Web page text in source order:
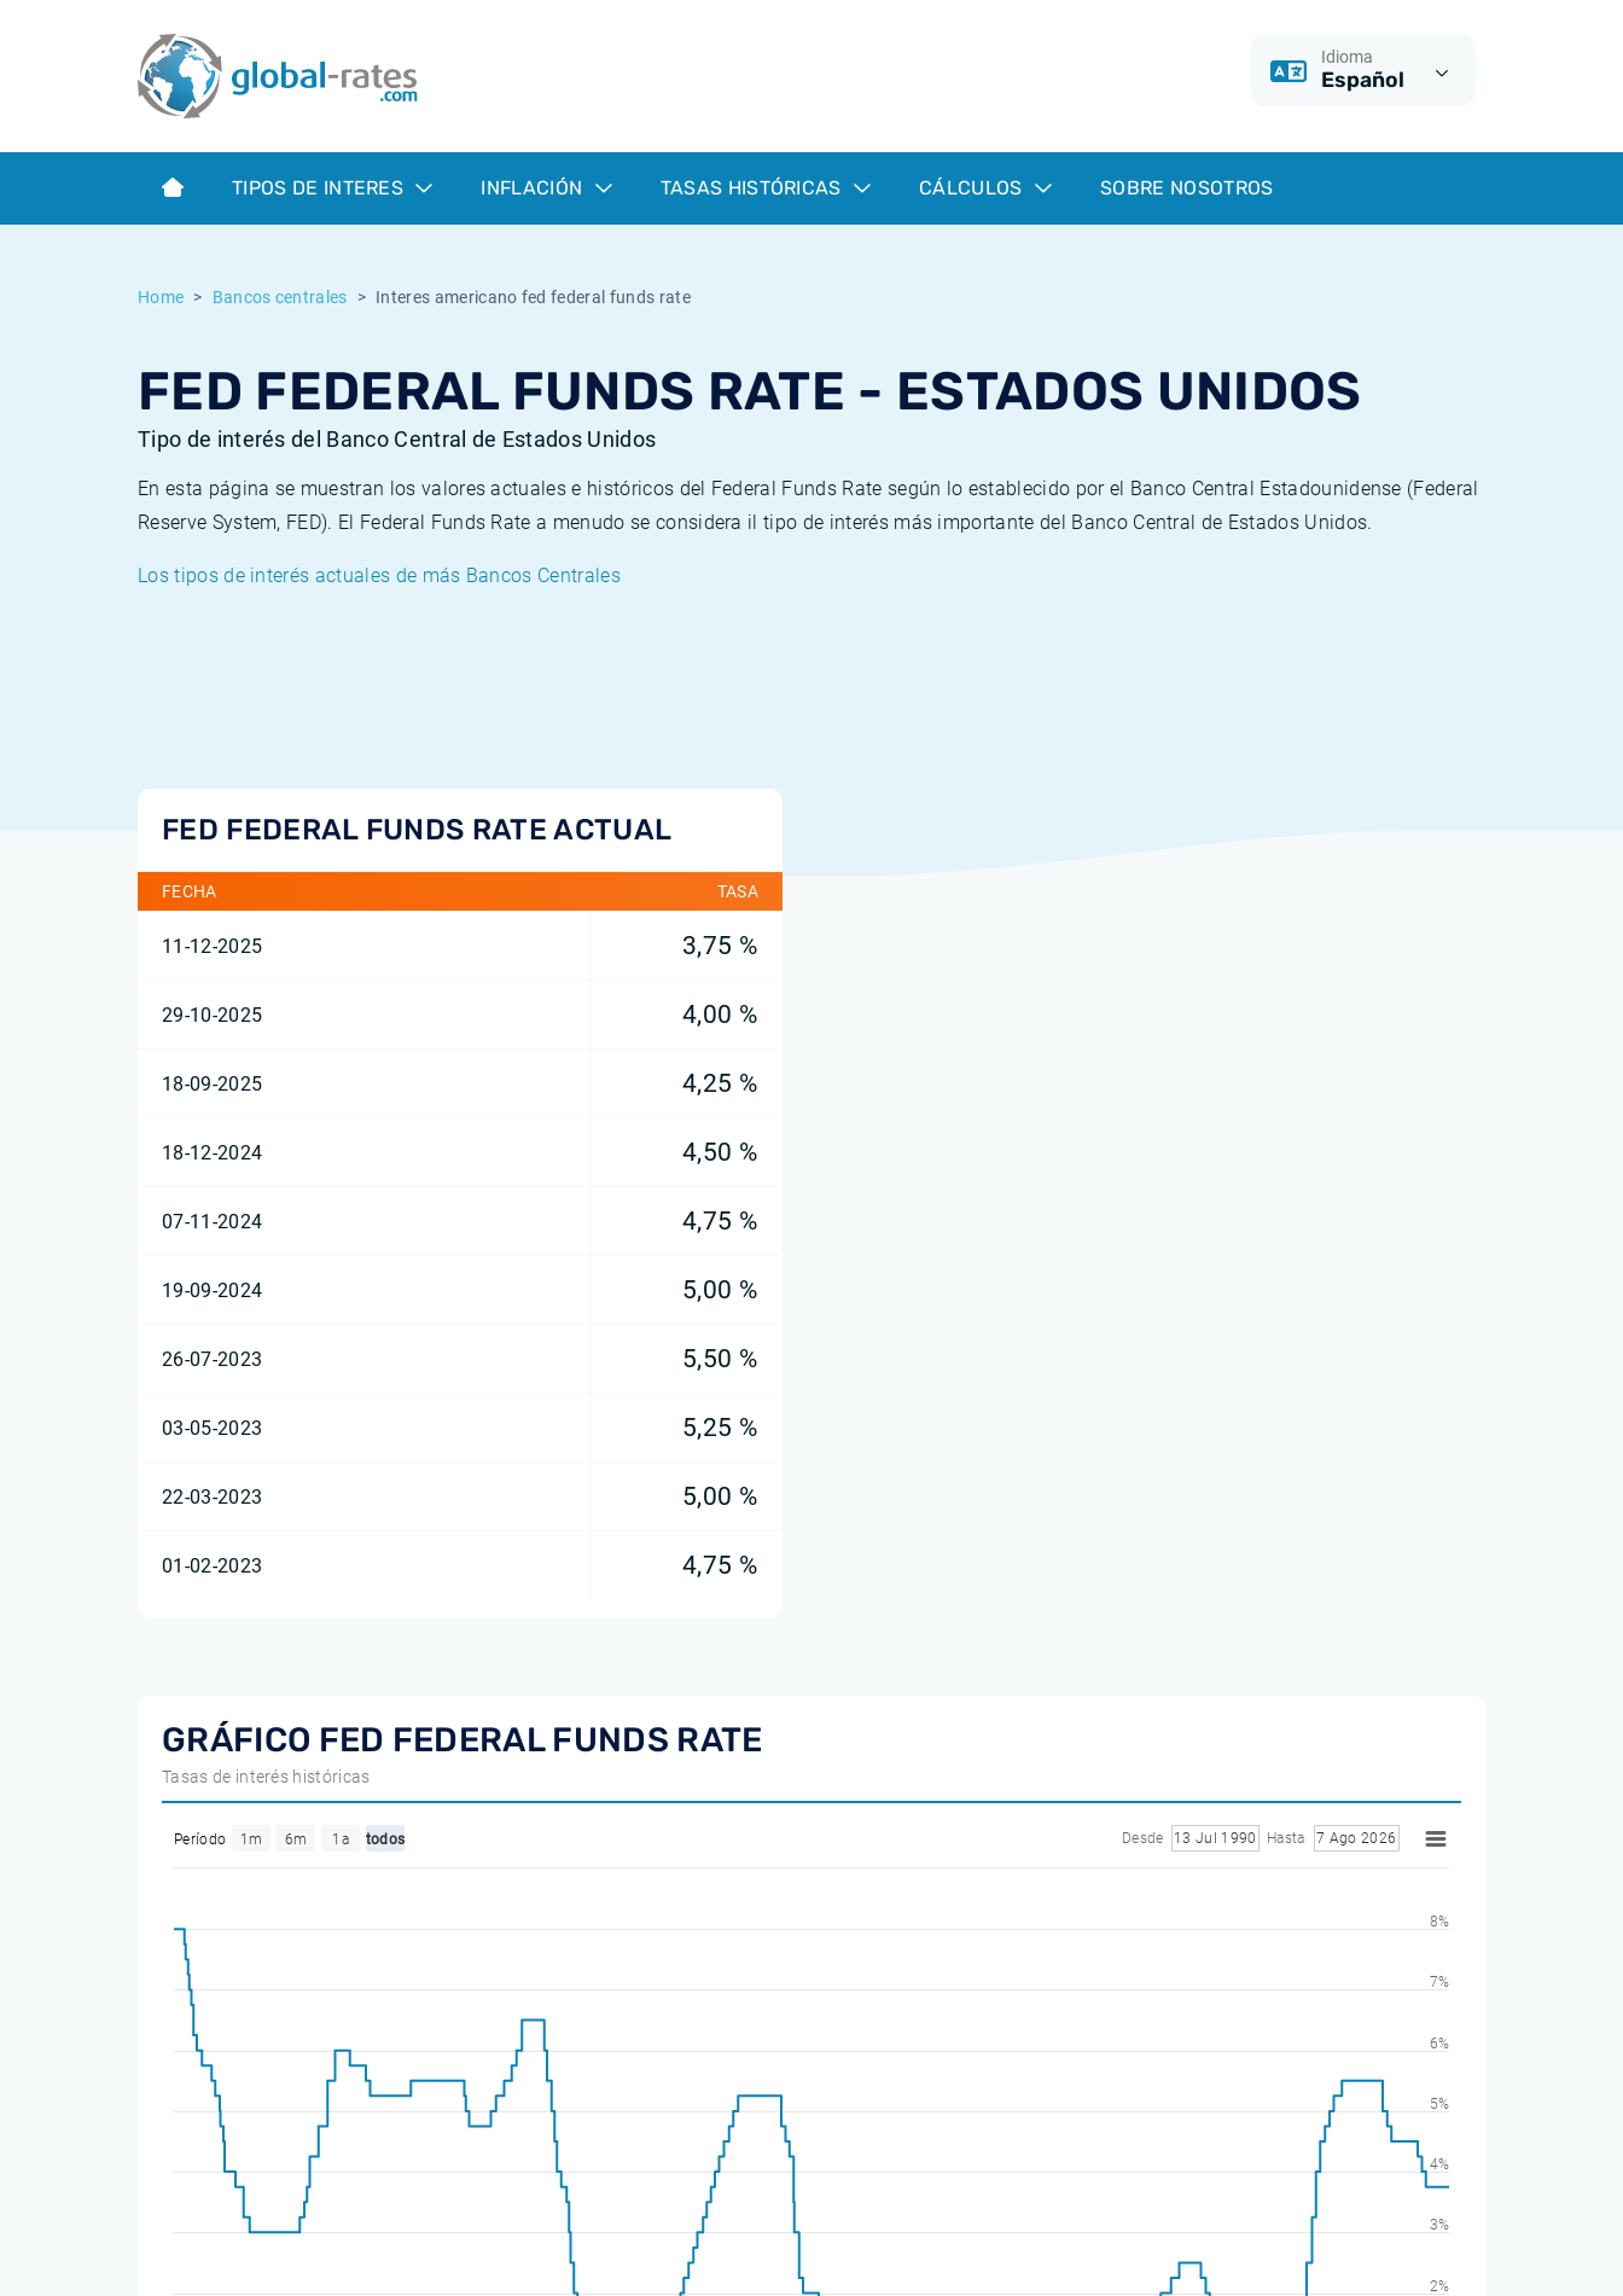
Idioma
Español
TIPOS DE INTERES INFLACIÓN TASAS HISTÓRICAS CÁLCULOS SOBRE NOSOTROS
Home Bancos centrales Interes americano fed federal funds rate
FED FEDERAL FUNDS RATE - ESTADOS UNIDOS
Tipo de interés del Banco Central de Estados Unidos
En esta página se muestran los valores actuales e históricos del Federal Funds Rate según lo establecido por el Banco Central Estadounidense (Federal
Reserve System, FED). El Federal Funds Rate a menudo se considera il tipo de interés más importante del Banco Central de Estados Unidos.
Los tipos de interés actuales de más Bancos Centrales
FED FEDERAL FUNDS RATE ACTUAL
FECHA TASA
11-12-2025 3,75 %
29-10-2025 4,00 %
18-09-2025 4,25 %
18-12-2024 4,50 %
07-11-2024 4,75 %
19-09-2024 5,00 %
26-07-2023 5,50 %
03-05-2023 5,25 %
22-03-2023 5,00 %
01-02-2023 4,75 %
GRÁFICO FED FEDERAL FUNDS RATE
Tasas de interés históricas
Período 1m 6m 1a todos Desde 13 Jul 1990 Hasta 7 Ago 2026
2%
3%
4%
5%
6%
7%
8%
Term SOFR
¿Qué es la inflación IPC?
¿Qué es la inflación IPCA?
Inflación Mexicano - IPC
Euribor - histórico
ESTER - histórico
Inflación histórica
Calculadora de inflación